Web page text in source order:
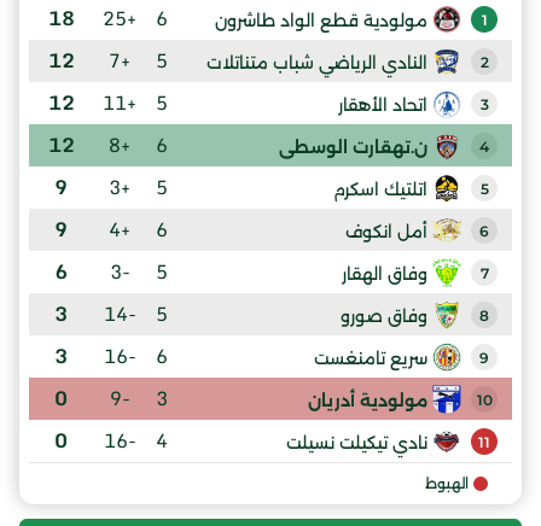
1 مولودية قطع الواد طاشرون 6
+25
18
2 النادي الرياضي شباب متناتلات 5
+7
12
3 اتحاد الأهقار 5
+11
12
4 ن.تهقارت الوسطى 6
+8
12
5 اتلتيك اسكرم 5
+3
9
6 أمل انكوف 6
+4
9
7 وفاق الهقار 5
-3
6
8 وفاق صورو 5
-14
3
9 سريع تامنغست 6
-16
3
10 مولودية أدريان 3
-9
0
11 نادي تيكيلت نسيلت 4
-16
0
الهبوط